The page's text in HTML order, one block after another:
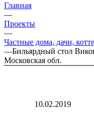
Главная
—
Проекты
—
Частные дома, дачи,
—Бильярдный стол
Московская обл.
10.02.2019